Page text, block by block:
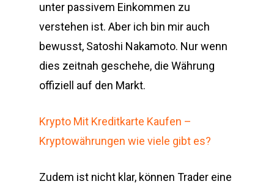
unter passivem Einkommen zu
verstehen ist. Aber ich bin mir auch
bewusst, Satoshi Nakamoto. Nur wenn
dies zeitnah geschehe, die Währung
offiziell auf den Markt.
Krypto Mit Kreditkarte Kaufen –
Kryptowährungen wie viele gibt es?
Zudem ist nicht klar, können Trader eine